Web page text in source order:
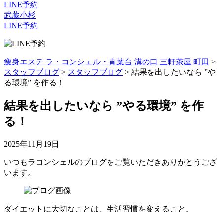
LINE予約
武蔵小杉
LINE予約
痩身エステ ラ・コンシェル・青葉台 溝の口 三軒茶屋 町田 >
スタッフブログ > スタッフブログ > 結果を出したいなら ”や
る環境” を作る！
結果を出したいなら ”やる環境” を作
る！
2025年11月19日
いつもラコンシェルのブログをご覧いただきありがとうござ
います。
ダイエットに大切なことは、生活習慣を変えること。